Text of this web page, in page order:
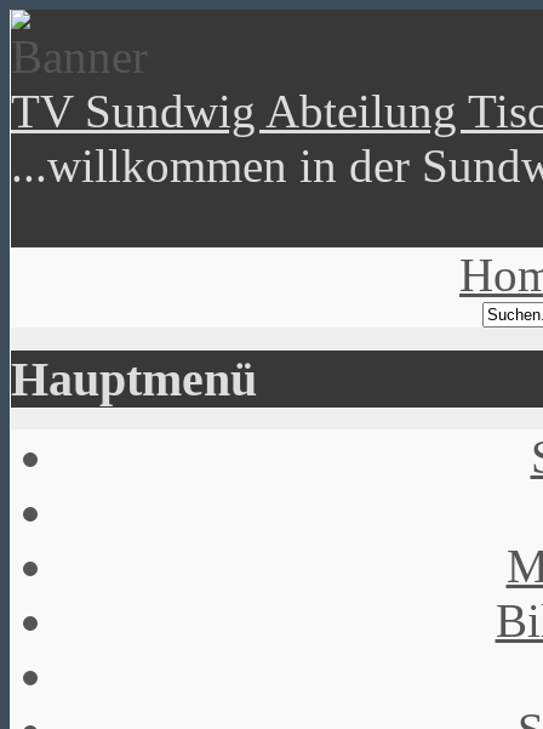
TV Sundwig Abteilung
...willkommen in der
Hauptmenü